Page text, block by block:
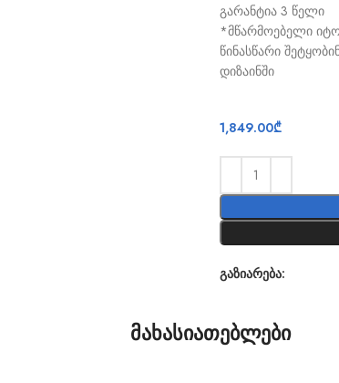
გარანტია 3 წელი
*მწარმოებელი
წინასწარი
დიზაინში
1,849.00₾
გაზიარება:
მახასიათებლები